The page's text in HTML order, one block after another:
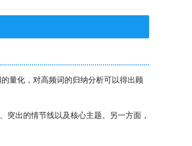
量化，对高频词的归纳分析可以得出顾
突出的情节线以及核心主题。另一方面，